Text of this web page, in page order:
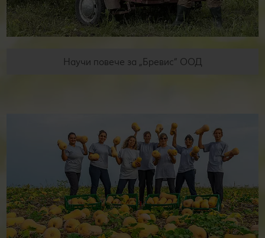
Научи повече за „Бревис“ ООД